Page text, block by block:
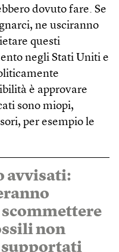
dovuto fare. Se
ne usciranno
questi
negli Stati Uniti e
è approvare
sono miopi,
per esempio le
avvisati:
non
supportati